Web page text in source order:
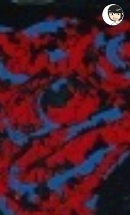
레이니아
레이니아